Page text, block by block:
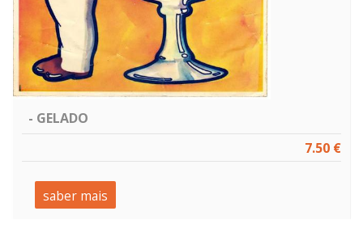
- GELADO
7.50 €
saber mais